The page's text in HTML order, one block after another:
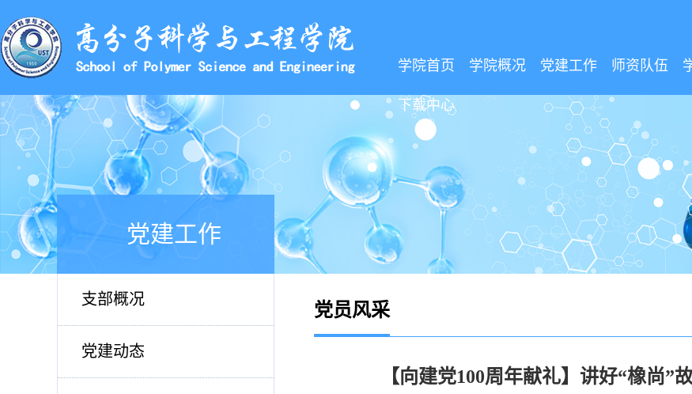
学院首页 学院概况 党建工作 师资队伍
下载中心
党建工作
支部概况
党建动态
党员风采
【向建党100周年献礼】讲好“橡尚